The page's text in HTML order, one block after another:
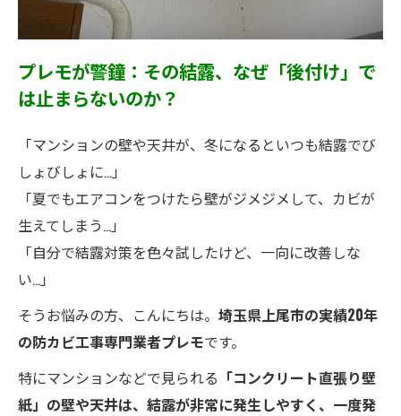
プレモが警鐘：その結露、なぜ「後付け」で
は止まらないのか？
「マンションの壁や天井が、冬になるといつも結露でび
しょびしょに…」
「夏でもエアコンをつけたら壁がジメジメして、カビが
生えてしまう…」
「自分で結露対策を色々試したけど、一向に改善しな
い…」
そうお悩みの方、こんにちは。 埼玉県上尾市の実績20年
の防カビ工事専門業者プレモです。
特にマンションなどで見られる 「コンクリート直張り壁
紙」の壁や天井は、結露が非常に発生しやすく、一度発